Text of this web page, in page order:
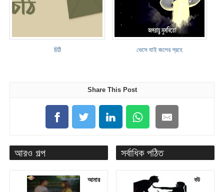
চিঠি ভেসে যাই জলের গ্রহে
Share This Post
আরও গল্প
আমার
সর্বাধিক পঠিত
বউ